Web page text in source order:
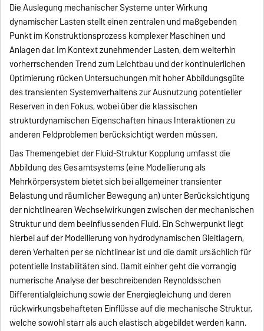
Die Auslegung mechanischer Systeme unter Wirkung
dynamischer Lasten stellt einen zentralen und maßgebenden
Punkt im Konstruktionsprozess komplexer Maschinen und
Anlagen dar. Im Kontext zunehmender Lasten, dem weiterhin
vorherrschenden Trend zum Leichtbau und der kontinuierlichen
Optimierung rücken Untersuchungen mit hoher Abbildungsgüte
des transienten Systemverhaltens zur Ausnutzung potentieller
Reserven in den Fokus, wobei über die klassischen
strukturdynamischen Eigenschaften hinaus Interaktionen zu
anderen Feldproblemen berücksichtigt werden müssen.
Das Themengebiet der Fluid-Struktur Kopplung umfasst die
Abbildung des Gesamtsystems (eine Modellierung als
Mehrkörpersystem bietet sich bei allgemeiner transienter
Belastung und räumlicher Bewegung an) unter Berücksichtigung
der nichtlinearen Wechselwirkungen zwischen der mechanischen
Struktur und dem beeinflussenden Fluid. Ein Schwerpunkt liegt
hierbei auf der Modellierung von hydrodynamischen Gleitlagern,
deren Verhalten per se nichtlinear ist und die damit ursächlich für
potentielle Instabilitäten sind. Damit einher geht die vorrangig
numerische Analyse der beschreibenden Reynoldsschen
Differentialgleichung sowie der Energiegleichung und deren
rückwirkungsbehafteten Einflüsse auf die mechanische Struktur,
welche sowohl starr als auch elastisch abgebildet werden kann.